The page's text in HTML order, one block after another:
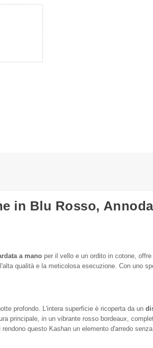
in Blu Rosso,
a mano per il vello e un ordito in cotone, offre
qualità e la meticolosa esecuzione. Con uno
profondo. L'intera superficie è ricoperta da un
principale, in un vibrante rosso bordeaux,
questo Kashan un elemento d'arredo senza